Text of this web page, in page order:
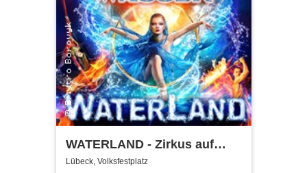
WATERLAND - Zirkus auf
dem Wasser | Lübeck
Lübeck, Volksfestplatz